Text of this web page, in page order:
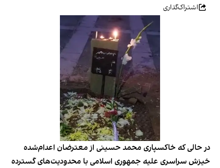
اشتراک‌گذاری
در حالی که خاکسپاری محمد حسینی از معترضان اعدام‌شده
خیزش سراسری علیه جمهوری اسلامی با محدودیت‌های گسترده